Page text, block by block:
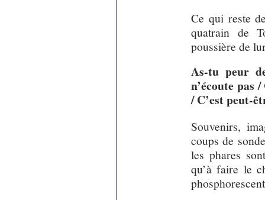
Ce qui reste
quatrain de
poussière de
As-tu peur
n’écoute pas
/ C’est peut-
Souvenirs,
coups de
les phares
qu’à faire le